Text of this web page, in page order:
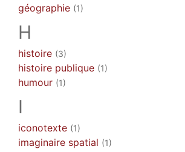
géographie (1)
H
histoire (3)
histoire publique (1)
humour (1)
I
iconotexte (1)
imaginaire spatial (1)